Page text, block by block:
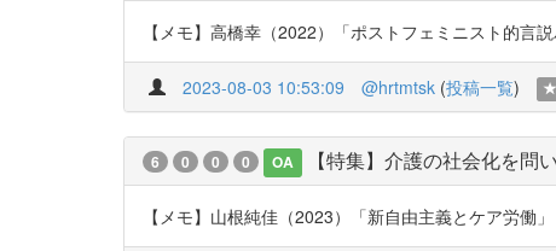
【メモ】高橋幸（2022）「ポストフェミニスト的
2023-08-03 10:53:09 @hrtmtsk (投稿一覧)
6 0 0 0 OA 【特集】介護の社会化を
【メモ】山根純佳（2023）「新自由主義とケア労